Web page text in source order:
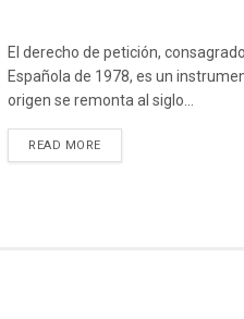
El derecho de petición,
Española de 1978, es un
origen se remonta al siglo...
READ MOREDETAILS